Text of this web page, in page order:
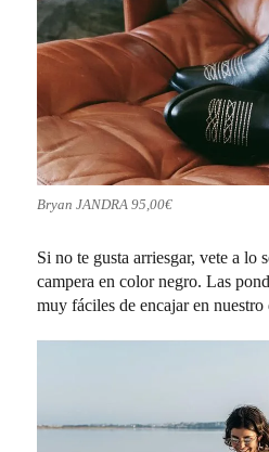
Bryan JANDRA 95,00€
Si no te gusta arriesgar, vete a lo
campera en color negro. Las
muy fáciles de encajar en nuestro